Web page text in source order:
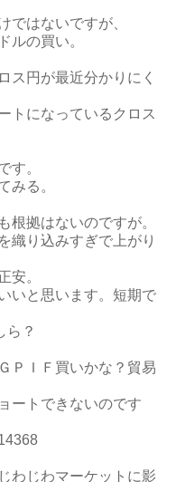
ではないですが、
ルの買い。
ス円が最近分かりにく
トになっているクロス
す。
みる。
根拠はないのですが。
織り込みすぎで上がり
安。
いと思います。短期で
ら？
ＰＩＦ買いかな？貿易
ートできないのです
わじわマーケットに影